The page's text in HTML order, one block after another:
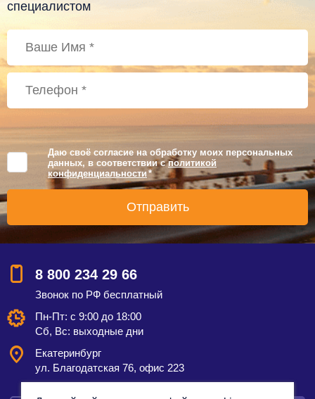
специалистом
Даю своё согласие на обработку моих персональных
данных, в соответствии сполитикой
конфиденциальности *
8 800 234 29 66
Звонок по РФ бесплатный
Пн-Пт: с 9:00 до 18:00
Сб, Вс: выходные дни
Екатеринбург
ул. Благодатская 76, офис 223